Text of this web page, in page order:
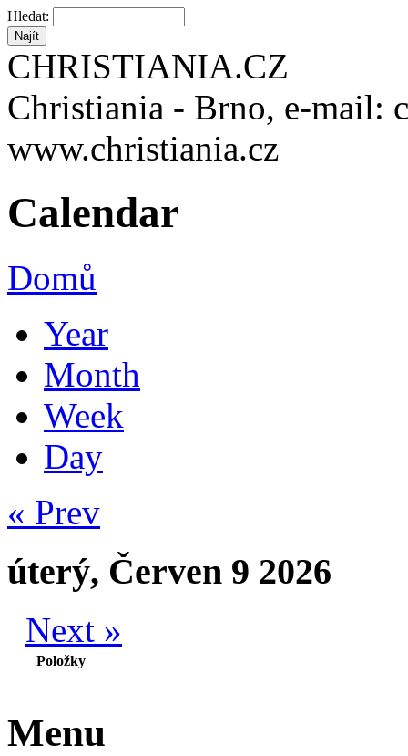
Hledat:
CHRISTIANIA.CZ
Christiania - Brno, e-mail:
www.christiania.cz
Calendar
Domů
Year
Month
Week
Day
« Prev
úterý, Červen 9 2026
Next »
Položky
Menu